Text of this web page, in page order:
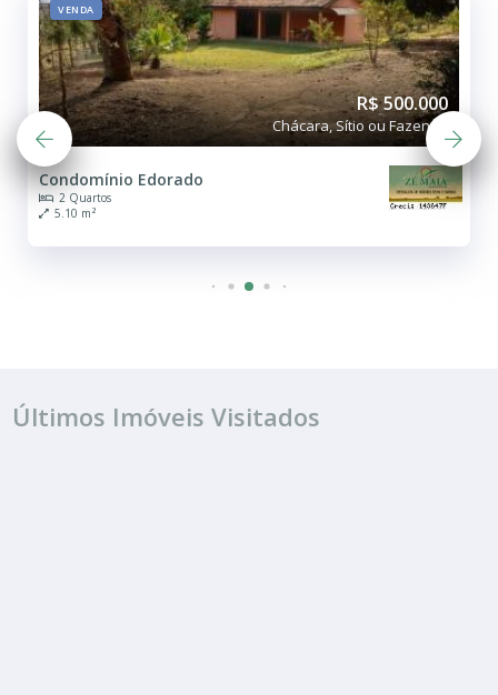
VENDA
R$ 500.000
Chácara, Sítio ou Fazenda
Condomínio Edorado
2 Quartos
5.10 m²
Últimos Imóveis Visitados